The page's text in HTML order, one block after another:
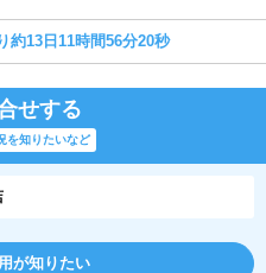
約13日11時間56分19秒
せする
を知りたいなど
が知りたい